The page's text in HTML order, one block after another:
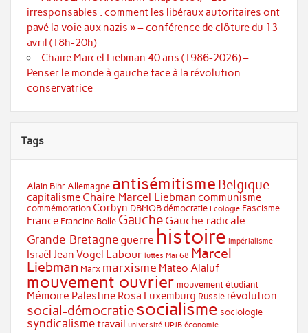
irresponsables : comment les libéraux autoritaires ont
pavé la voie aux nazis » – conférence de clôture du 13
avril (18h-20h)
Chaire Marcel Liebman 40 ans (1986-2026) –
Penser le monde à gauche face à la révolution
conservatrice
Tags
Alain Bihr Allemagne antisémitisme Belgique
capitalisme Chaire Marcel Liebman communisme
commémoration Corbyn DBMOB démocratie Ecologie Fascisme
France Francine Bolle Gauche Gauche radicale
Grande-Bretagne guerre histoire impérialisme
Israël Jean Vogel Labour luttes Mai 68 Marcel
Liebman Marx marxisme Mateo Alaluf
mouvement ouvrier mouvement étudiant
Mémoire Palestine Rosa Luxemburg Russie révolution
social-démocratiesocialisme sociologie
syndicalismetravail université UPJB économie